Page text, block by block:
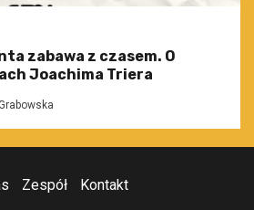
zabawa z czasem. O
Joachima Triera
Zespół Kontakt